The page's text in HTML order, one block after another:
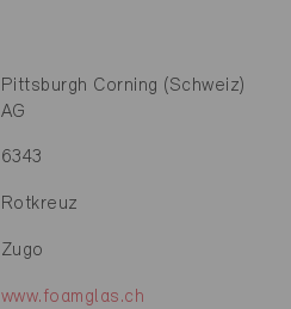
Pittsburgh Corning (Schweiz)
AG
6343
Rotkreuz
Zugo
www.foamglas.ch